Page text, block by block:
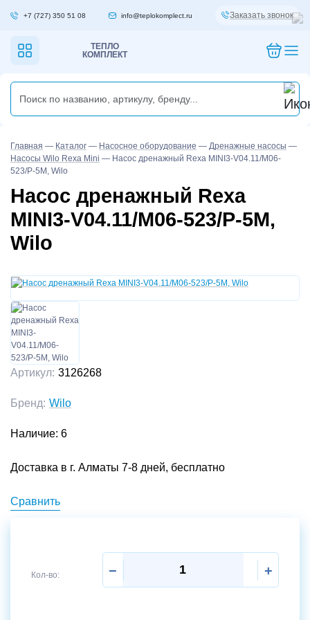
+7 (727) 350 51 08 info@teplokomplect.ru Заказать звонок
ТЕПЛО
КОМПЛЕКТ
Главная — Каталог — Насосное оборудование — Дренажные насосы —
Насосы Wilo Rexa Mini — Насос дренажный Rexa MINI3-V04.11/M06-
523/P-5M, Wilo
Насос дренажный Rexa
MINI3-V04.11/M06-523/P-5M,
Wilo
Артикул: 3126268
Бренд: Wilo
Наличие: 6
Доставка в г. Алматы 7-8 дней, бесплатно
Сравнить
Кол-во: − +